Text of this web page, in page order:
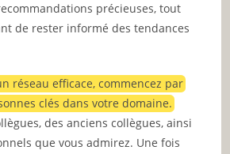
précieuses, tout
de rester informé des tendances
réseau efficace, commencez par
clés dans votre domaine.
des anciens collègues, ainsi
que vous admirez. Une fois